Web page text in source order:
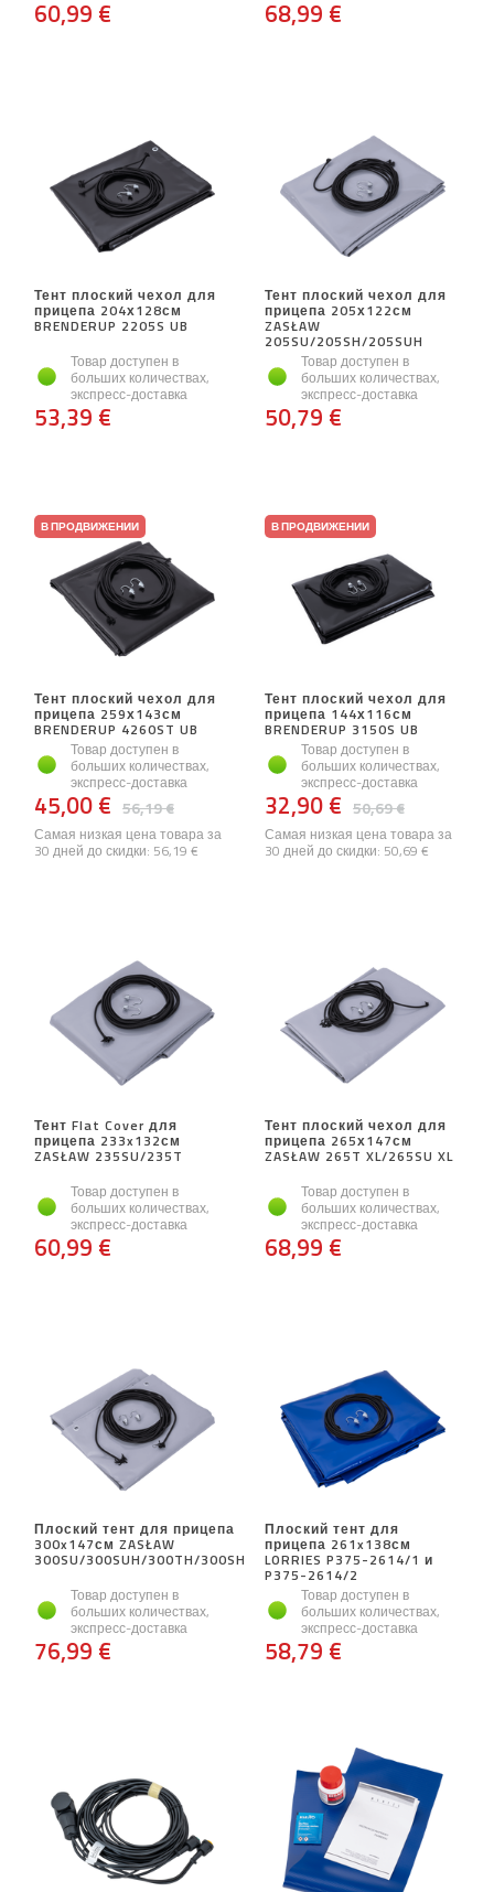
60,99 € 68,99 €
Тент плоский чехол для
прицепа 204х128см
BRENDERUP 2205S UB
Товар доступен в
больших количествах,
экспресс-доставка
53,39 €
Тент плоский чехол для
прицепа 205х122см
ZASŁAW
205SU/205SH/205SUH
Товар доступен в
больших количествах,
экспресс-доставка
50,79 €
В ПРОДВИЖЕНИИ
Тент плоский чехол для
прицепа 259х143см
BRENDERUP 4260ST UB
Товар доступен в
больших количествах,
экспресс-доставка
56,19 €
45,00 €
Самая низкая цена товара за
30 дней до скидки: 56,19 €
В ПРОДВИЖЕНИИ
Тент плоский чехол для
прицепа 144х116см
BRENDERUP 3150S UB
Товар доступен в
больших количествах,
экспресс-доставка
50,69 €
32,90 €
Самая низкая цена товара за
30 дней до скидки: 50,69 €
Тент Flat Cover для
прицепа 233x132см
ZASŁAW 235SU/235T
Товар доступен в
больших количествах,
экспресс-доставка
60,99 €
Тент плоский чехол для
прицепа 265х147см
ZASŁAW 265T XL/265SU XL
Товар доступен в
больших количествах,
экспресс-доставка
68,99 €
Плоский тент для прицепа
300x147см ZASŁAW
300SU/300SUH/300TH/300SH
Товар доступен в
больших количествах,
экспресс-доставка
76,99 €
Плоский тент для
прицепа 261x138см
LORRIES P375-2614/1 и
P375-2614/2
Товар доступен в
больших количествах,
экспресс-доставка
58,79 €